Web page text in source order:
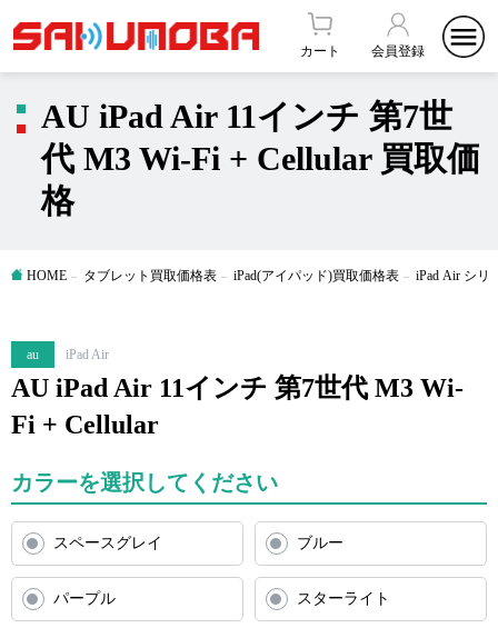
カート 会員登録
AU iPad Air 11インチ 第7世
代 M3 Wi-Fi + Cellular 買取価
格
HOME タブレット買取価格表 iPad(アイパッド)買取価格表 iPad Air シリ
au iPad Air
AU iPad Air 11インチ 第7世代 M3 Wi-
Fi + Cellular
カラーを選択してください
スペースグレイ ブルー
パープル スターライト